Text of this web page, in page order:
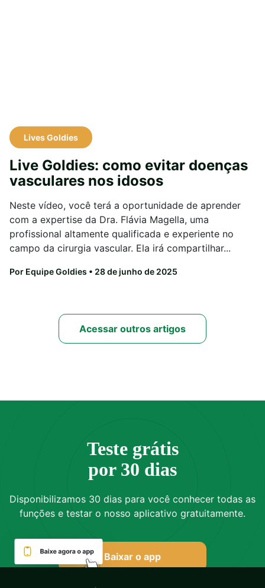
Lives Goldies
Live Goldies: como evitar doenças
vasculares nos idosos
Neste vídeo, você terá a oportunidade de aprender
com a expertise da Dra. Flávia Magella, uma
profissional altamente qualificada e experiente no
campo da cirurgia vascular. Ela irá compartilhar...
Por Equipe Goldies • 28 de junho de 2025
Acessar outros artigos
Teste grátis
por 30 dias
Disponibilizamos 30 dias para você conhecer todas as
funções e testar o nosso aplicativo gratuitamente.
Baixar o app